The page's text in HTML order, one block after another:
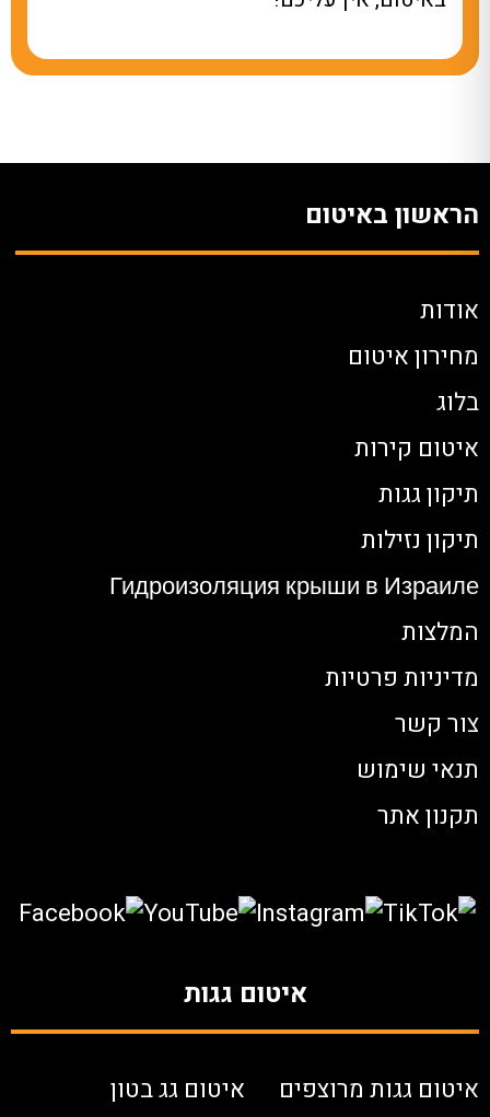
הראשון באיטום
אודות
מחירון איטום
בלוג
איטום קירות
תיקון גגות
תיקון נזילות
Гидроизоляция крыши в Израиле
המלצות
מדיניות פרטיות
צור קשר
תנאי שימוש
תקנון אתר
איטום גגות
איטום גגות מרוצפים
איטום גג בטון